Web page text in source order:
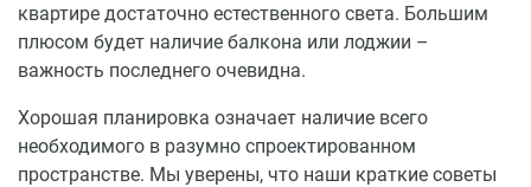
квартире достаточно естественного света. Большим
плюсом будет наличие балкона или лоджии –
важность последнего очевидна.
Хорошая планировка означает наличие всего
необходимого в разумно спроектированном
пространстве. Мы уверены, что наши краткие советы